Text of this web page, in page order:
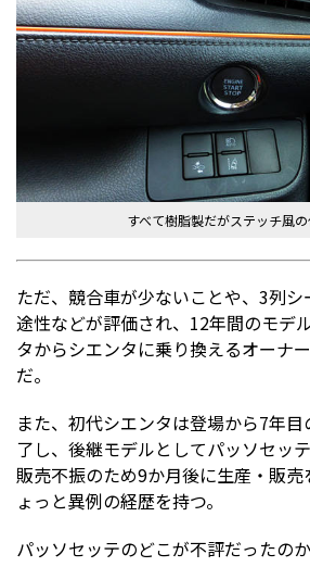
すべて樹脂製だがステッチ風
ただ、競合車が少ないことや、3列
途性などが評価され、12年間のモデ
タからシエンタに乗り換えるオーナ
だ。
また、初代シエンタは登場から7年
了し、後継モデルとしてパッソセッ
販売不振のため9か月後に生産・販
ょっと異例の経歴を持つ。
パッソセッテのどこが不評だったの